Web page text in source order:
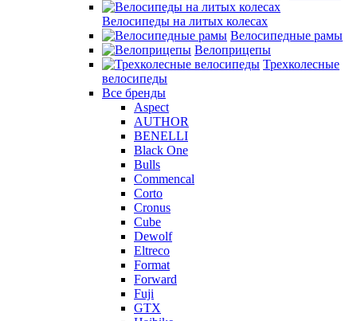
Велосипеды на литых колесах
Велосипедные рамы
Велоприцепы
Трехколесные
велосипеды
Все бренды
Aspect
AUTHOR
BENELLI
Black One
Bulls
Commencal
Corto
Cronus
Cube
Dewolf
Eltreco
Format
Forward
Fuji
GTX